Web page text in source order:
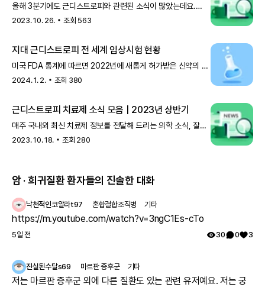
올해 3분기에도 근디스트로피와 관련된 소식이 많았는데요.
지나간 소식을 더 편하게 확인하실 수 있도록 치료제 소식만
2023. 10. 26. 조회 563
지대 근디스트로피 전 세계 임상시험 현황
미국 FDA 통계에 따르면 2022년에 새롭게 허가받은 신약의 약
20%가 희귀질환 치료제라고 해요. 전 세계에서 진행되고 있는
2024. 1. 2. 조회 380
근디스트로피 치료제 소식 모음 | 2023년 상반기
매주 국내외 최신 치료제 정보를 전달해 드리는 의학 소식, 잘
받아 보고 계신가요? 지나간 소식을 더 편하게 보실 수 있도록
2023. 10. 18. 조회 280
암 · 희귀질환 환자들의 진솔한 대화
낙천적인코알라t97 혼합결합조직병 기타
https://m.youtube.com/watch?v=3ngC1Es-cTo
5일 전 30 0 3
진실된수달s69 마르판 증후군 기타
저는 마르판 증후군 외에 다른 질환도 있는 관련 유저예요. 저는 궁